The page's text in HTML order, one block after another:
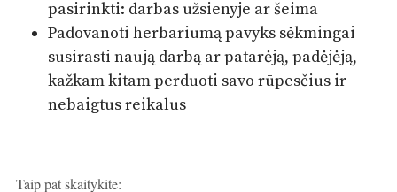
pasirinkti: darbas užsienyje ar šeima
Padovanoti herbariumą pavyks sėkmingai
susirasti naują darbą ar patarėją, padėjėją,
kažkam kitam perduoti savo rūpesčius ir
nebaigtus reikalus
Taip pat skaitykite: